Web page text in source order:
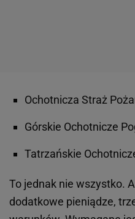
Ochotnicza Straż
Górskie Ochotnicze
Tatrzańskie
To jednak nie wszystko.
dodatkowe pieniądze,